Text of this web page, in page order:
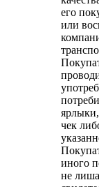
его
или
чек
иного
не